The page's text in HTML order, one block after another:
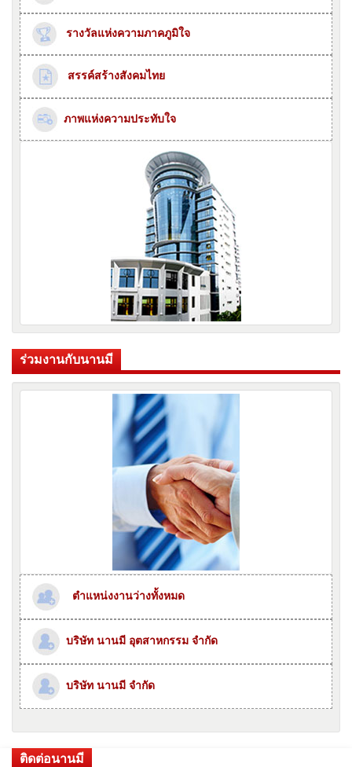
รางวัลแห่งความภาคภูมิใจ
สรรค์สร้างสังคมไทย
ภาพแห่งความประทับใจ
ร่วมงานกับนานมี
ตำแหน่งงานว่างทั้งหมด
บริษัท นานมี อุตสาหกรรม จำกัด
บริษัท นานมี จำกัด
ติดต่อนานมี